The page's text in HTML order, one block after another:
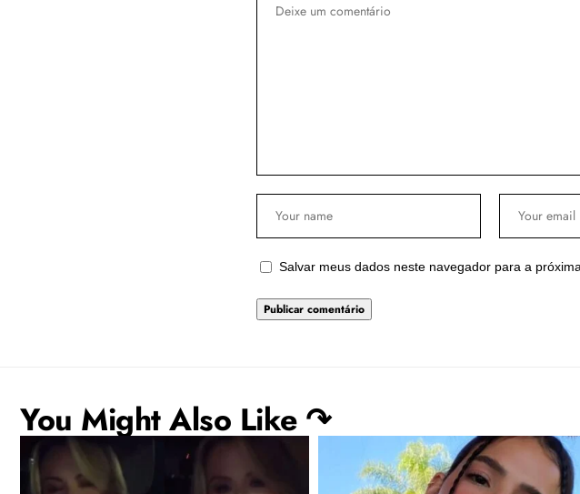
Salvar meus dados neste navegador para a
You Might Also Like ↷